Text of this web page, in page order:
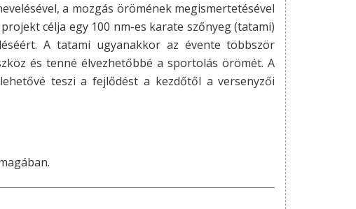
a mozgás örömének megismertetésével
célja egy 100 nm-es karate szőnyeg (tatami)
A tatami ugyanakkor az évente többször
és tenné élvezhetőbbé a sportolás örömét. A
teszi a fejlődést a kezdőtől a versenyzői